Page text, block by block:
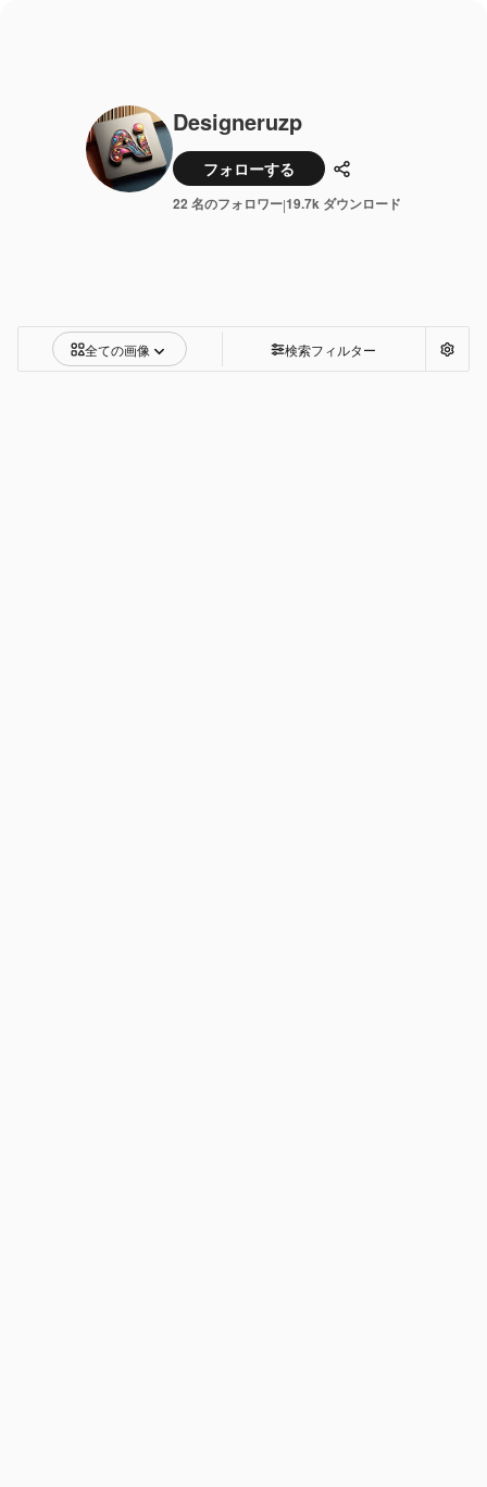
Designeruzp
フォローする 共有
22 名のフォロワー|19.7k ダウンロード
全ての画像 検索フィルター